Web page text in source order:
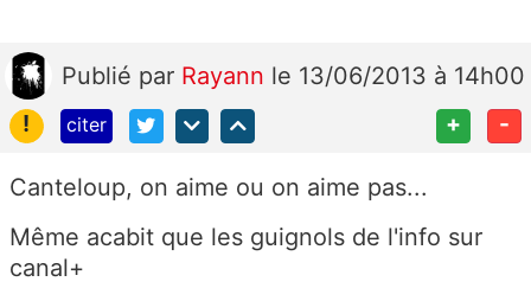
Publié par Rayann le 13/06/2013 à 14h00
!
citer + -
Canteloup, on aime ou on aime pas...
Même acabit que les guignols de l'info sur
canal+